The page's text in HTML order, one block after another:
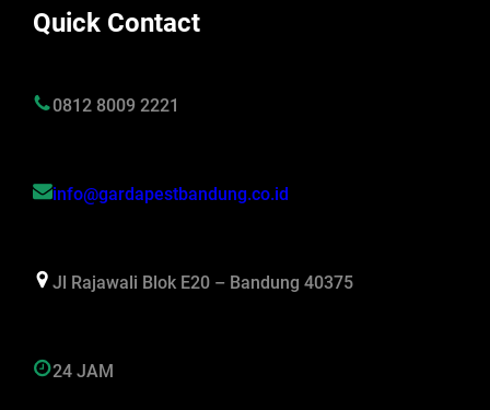
Quick Contact
0812 8009 2221
info@gardapestbandung.co.id
Jl Rajawali Blok E20 – Bandung 40375
24 JAM